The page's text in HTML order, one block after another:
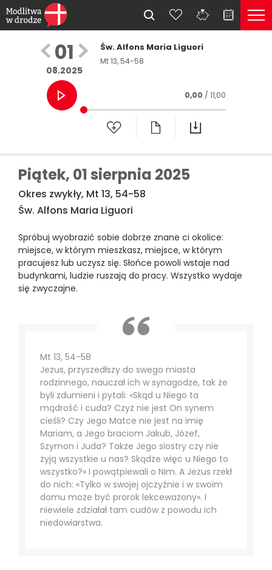
01
08.2025
Św. Alfons Maria Liguori
Mt 13, 54-58
0,00 / 11,00
Piątek, 01 sierpnia 2025
Okres zwykły, Mt 13, 54-58
Św. Alfons Maria Liguori
Spróbuj wyobrazić sobie dobrze znane ci okolice:
miejsce, w którym mieszkasz, miejsce, w którym
pracujesz lub uczysz się. Słońce powoli wstaje nad
budynkami, ludzie ruszają do pracy. Wszystko wydaje
się zwyczajne.
Mt 13, 54-58
Jezus, przyszedłszy do swego miasta
rodzinnego, nauczał ich w synagodze, tak że
byli zdumieni i pytali: «Skąd u Niego ta
mądrość i cuda? Czyż nie jest On synem
cieśli? Czy Jego Matce nie jest na imię
Mariam, a Jego braciom Jakub, Józef,
Szymon i Juda? Także Jego siostry czy nie
żyją wszystkie u nas? Skądże więc u Niego to
wszystko?» I powątpiewali o Nim. A Jezus rzekł
do nich: «Tylko w swojej ojczyźnie i w swoim
domu może być prorok lekceważony». I
niewiele zdziałał tam cudów z powodu ich
niedowiarstwa.